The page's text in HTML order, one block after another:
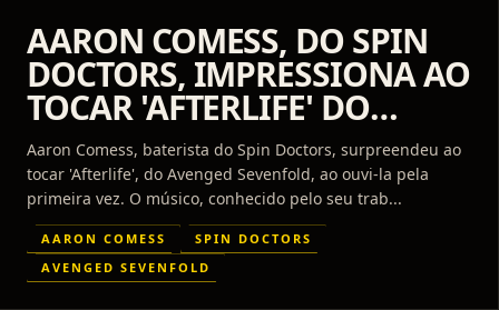
AARON COMESS, DO SPIN
DOCTORS, IMPRESSIONA AO
TOCAR 'AFTERLIFE' DO
AVENGED SEVENFOLD DE
PRIMEIRA: ASSISTA
Aaron Comess, baterista do Spin Doctors, surpreendeu ao
tocar 'Afterlife', do Avenged Sevenfold, ao ouvi-la pela
primeira vez. O músico, conhecido pelo seu trab...
AARON COMESS
SPIN DOCTORS
AVENGED SEVENFOLD